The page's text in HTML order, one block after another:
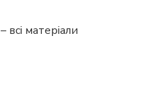
– всі матеріали